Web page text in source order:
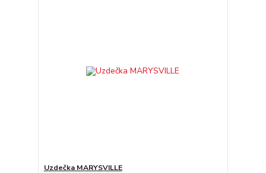
Uzdečka MARYSVILLE